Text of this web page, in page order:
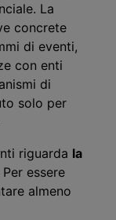
La
concrete
di eventi,
con enti
di
solo per
riguarda la
Per essere
almeno